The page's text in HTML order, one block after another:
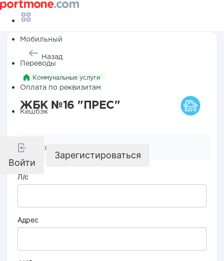
Мобильный
Переводы
Оплата по реквизитам
Кешбэк
Войти
Зарегистироваться
Назад
Коммунальные услуги
ЖБК №16 "ПРЕС"
Реквизиты компании
Л/с
Адрес